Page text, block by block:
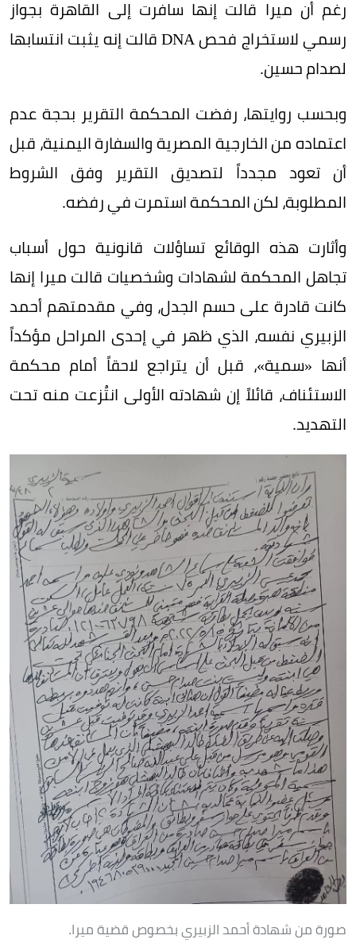
رغم أن ميرا قالت إنها سافرت إلى القاهرة بجواز
رسمي لاستخراج فحص DNA قالت إنه يثبت انتسابها
لصدام حسين.
وبحسب روايتها، رفضت المحكمة التقرير بحجة عدم
اعتماده من الخارجية المصرية والسفارة اليمنية، قبل
أن تعود مجدداً لتصديق التقرير وفق الشروط
المطلوبة، لكن المحكمة استمرت في رفضه.
وأثارت هذه الوقائع تساؤلات قانونية حول أسباب
تجاهل المحكمة لشهادات وشخصيات قالت ميرا إنها
كانت قادرة على حسم الجدل، وفي مقدمتهم أحمد
الزبيري نفسه، الذي ظهر في إحدى المراحل مؤكداً
أنها «سمية»، قبل أن يتراجع لاحقاً أمام محكمة
الاستئناف، قائلاً إن شهادته الأولى انتُزعت منه تحت
التهديد.
صورة من شهادة أحمد الزبيري بخصوص قضية ميرا.